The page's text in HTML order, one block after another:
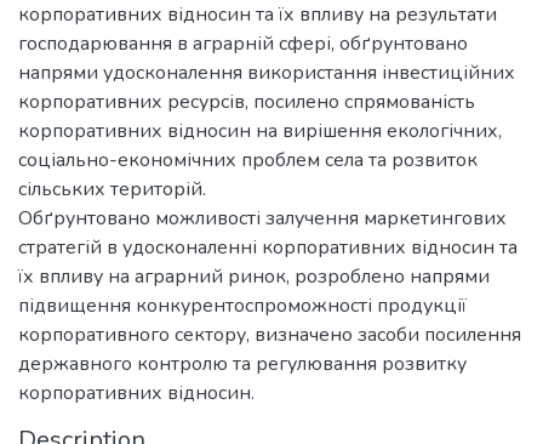
корпоративних відносин та їх впливу на результати
господарювання в аграрній сфері, обґрунтовано
напрями удосконалення використання інвестиційних
корпоративних ресурсів, посилено спрямованість
корпоративних відносин на вирішення екологічних,
соціально-економічних проблем села та розвиток
сільських територій.
Обґрунтовано можливості залучення маркетингових
стратегій в удосконаленні корпоративних відносин та
їх впливу на аграрний ринок, розроблено напрями
підвищення конкурентоспроможності продукції
корпоративного сектору, визначено засоби посилення
державного контролю та регулювання розвитку
корпоративних відносин.